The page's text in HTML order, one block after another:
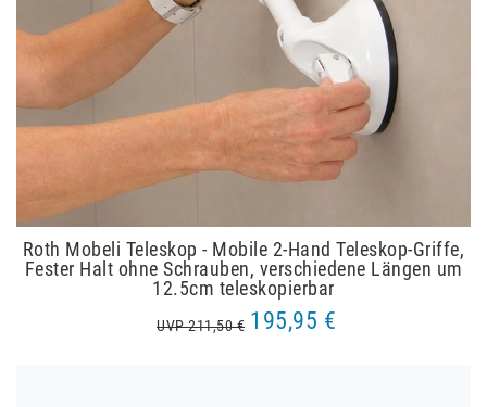
Roth Mobeli Teleskop - Mobile 2-Hand Teleskop-Griffe,
Fester Halt ohne Schrauben, verschiedene Längen um
12.5cm teleskopierbar
UVP 211,50 € 195,95 €